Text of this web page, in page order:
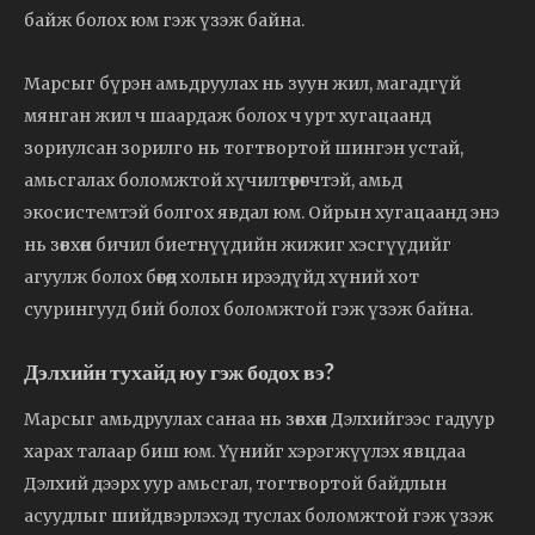
байж болох юм гэж үзэж байна.
Марсыг бүрэн амьдруулах нь зуун жил, магадгүй
мянган жил ч шаардаж болох ч урт хугацаанд
зориулсан зорилго нь тогтвортой шингэн устай,
амьсгалах боломжтой хүчилтөрөгчтэй, амьд
экосистемтэй болгох явдал юм. Ойрын хугацаанд энэ
нь зөвхөн бичил биетнүүдийн жижиг хэсгүүдийг
агуулж болох бөгөөд холын ирээдүйд хүний ​​хот
суурингууд бий болох боломжтой гэж үзэж байна.
Дэлхийн тухайд юу гэж бодох вэ?
Марсыг амьдруулах санаа нь зөвхөн Дэлхийгээс гадуур
харах талаар биш юм. Үүнийг хэрэгжүүлэх явцдаа
Дэлхий дээрх уур амьсгал, тогтвортой байдлын
асуудлыг шийдвэрлэхэд туслах боломжтой гэж үзэж